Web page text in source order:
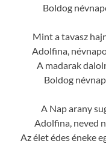
Boldog
Mint a tavasz
Adolfina,
A madarak
Boldog
A Nap arany
Adolfina, neved
Az élet édes éneke